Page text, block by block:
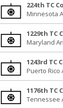
224th TC Co
Minnesota
1229th TC
Maryland
1243rd TC
Puerto Rico
1176th TC
Tennessee